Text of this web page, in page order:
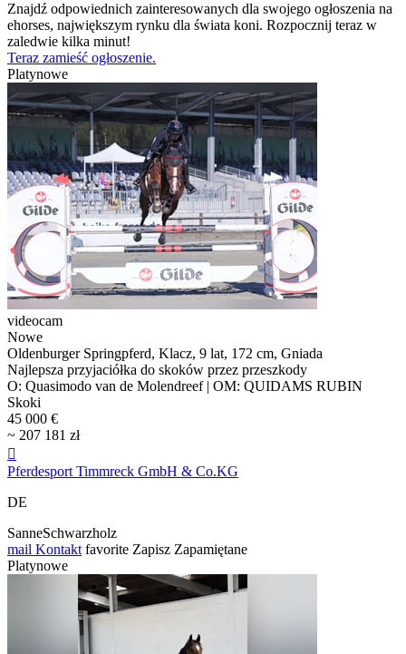
Znajdź odpowiednich zainteresowanych dla swojego ogłoszenia na
ehorses, największym rynku dla świata koni. Rozpocznij teraz w
zaledwie kilka minut!
Teraz zamieść ogłoszenie.
Platynowe
videocam
Nowe
Oldenburger Springpferd, Klacz, 9 lat, 172 cm, Gniada
Najlepsza przyjaciółka do skoków przez przeszkody
O: Quasimodo van de Molendreef | OM: QUIDAMS RUBIN
Skoki
45 000 €
~ 207 181 zł

Pferdesport Timmreck GmbH & Co.KG
DE
SanneSchwarzholz
mail Kontakt favorite Zapisz Zapamiętane
Platynowe